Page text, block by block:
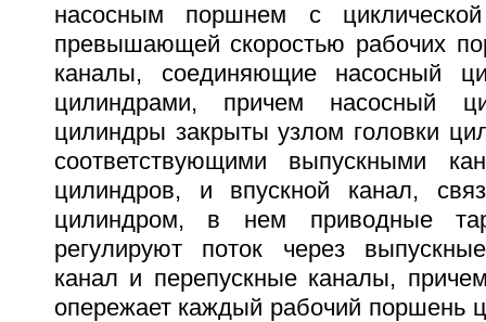
насосным поршнем с
превышающей скоростью рабочих
каналы, соединяющие насосный
цилиндрами, причем насосный
цилиндры закрыты узлом головки
соответствующими выпускными
цилиндров, и впускной канал,
цилиндром, в нем приводные
регулируют поток через
канал и перепускные каналы,
опережает каждый рабочий поршень